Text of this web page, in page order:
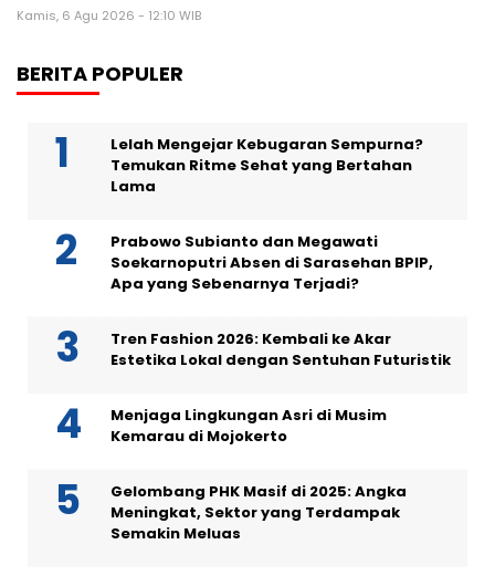
Kamis, 6 Agu 2026 - 12:10 WIB
BERITA POPULER
Lelah Mengejar Kebugaran Sempurna?
Temukan Ritme Sehat yang Bertahan
Lama
Prabowo Subianto dan Megawati
Soekarnoputri Absen di Sarasehan BPIP,
Apa yang Sebenarnya Terjadi?
Tren Fashion 2026: Kembali ke Akar
Estetika Lokal dengan Sentuhan Futuristik
Menjaga Lingkungan Asri di Musim
Kemarau di Mojokerto
Gelombang PHK Masif di 2025: Angka
Meningkat, Sektor yang Terdampak
Semakin Meluas